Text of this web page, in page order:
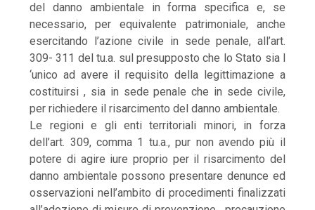
del danno ambientale in forma specifica e, se
necessario, per equivalente patrimoniale, anche
esercitando l’azione civile in sede penale, all’art.
309- 311 del tu.a. sul presupposto che lo Stato sia l
‘unico ad avere il requisito della legittimazione a
costituirsi , sia in sede penale che in sede civile,
per richiedere il risarcimento del danno ambientale.
Le regioni e gli enti territoriali minori, in forza
dell’art. 309, comma 1 tu.a., pur non avendo più il
potere di agire iure proprio per il risarcimento del
danno ambientale possono presentare denunce ed
osservazioni nell’ambito di procedimenti finalizzati